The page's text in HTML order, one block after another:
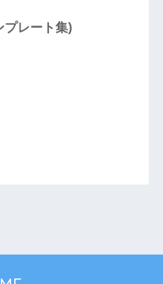
プレート集)